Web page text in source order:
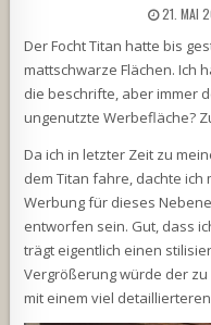
21. MAI
Der Focht Titan hatte bis
mattschwarze Flächen. Ich
die beschrifte, aber immer
ungenutzte Werbefläche?
Da ich in letzter Zeit zu
dem Titan fahre, dachte ich
Werbung für dieses
entworfen sein. Gut, dass
trägt eigentlich einen
Vergrößerung würde der
mit einem viel